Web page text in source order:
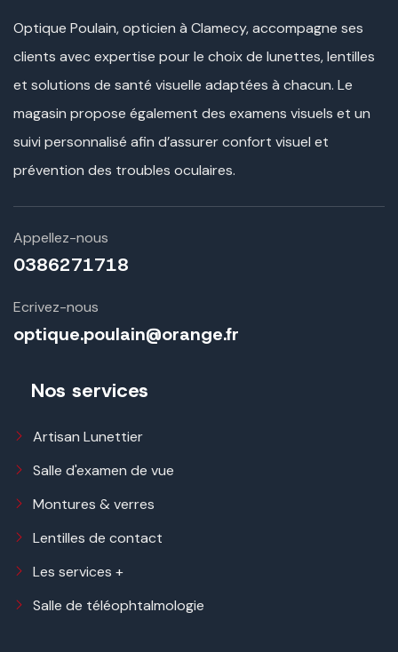
Optique Poulain, opticien à Clamecy, accompagne ses
clients avec expertise pour le choix de lunettes, lentilles
et solutions de santé visuelle adaptées à chacun. Le
magasin propose également des examens visuels et un
suivi personnalisé afin d’assurer confort visuel et
prévention des troubles oculaires.
Appellez-nous
0386271718
Ecrivez-nous
optique.poulain@orange.fr
Nos services
Artisan Lunettier
Salle d'examen de vue
Montures & verres
Lentilles de contact
Les services +
Salle de téléophtalmologie